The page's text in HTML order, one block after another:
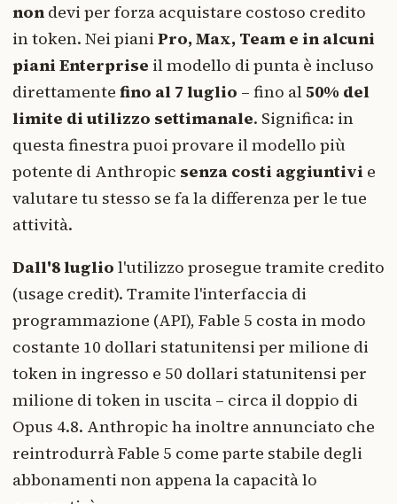
non devi per forza acquistare costoso credito
in token. Nei pianiPro, Max, Team e in alcuni
piani Enterprise il modello di punta è incluso
direttamente fino al 7 luglio – fino al50% del
limite di utilizzo settimanale. Significa: in
questa finestra puoi provare il modello più
potente di Anthropic senza costi aggiuntivi e
valutare tu stesso se fa la differenza per le tue
attività.
Dall'8 luglio l'utilizzo prosegue tramite credito
(usage credit). Tramite l'interfaccia di
programmazione (API), Fable 5 costa in modo
costante 10 dollari statunitensi per milione di
token in ingresso e 50 dollari statunitensi per
milione di token in uscita – circa il doppio di
Opus 4.8. Anthropic ha inoltre annunciato che
reintrodurrà Fable 5 come parte stabile degli
abbonamenti non appena la capacità lo